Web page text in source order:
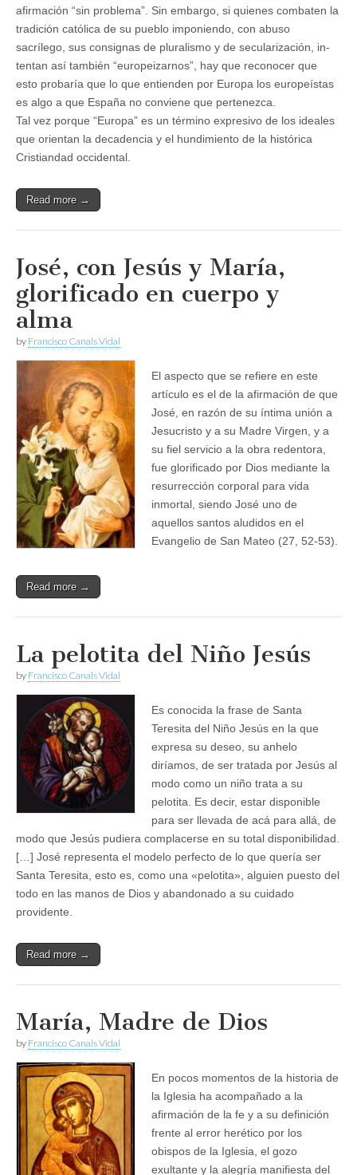
afirmación “sin problema”. Sin embargo, si quienes combaten la
tradición católica de su pueblo imponiendo, con abuso
sacrílego, sus consignas de pluralismo y de secularización, in­
tentan así también “europeizarnos”, hay que reco­nocer que
esto probaría que lo que entienden por Europa los europeístas
es algo a que España no con­viene que pertenezca.
Tal vez porque “Europa” es un término expresivo de los ideales
que orientan la decadencia y el hundi­miento de la histórica
Cristiandad occidental.
Read more →
José, con Jesús y María,
glorificado en cuerpo y
alma
by Francisco Canals Vidal
El aspecto que se refiere en este
artículo es el de la afirmación de que
José, en razón de su íntima unión a
Jesucristo y a su Madre Virgen, y a
su fiel servicio a la obra redentora,
fue glorificado por Dios mediante la
resurrección corporal para vida
inmortal, siendo José uno de
aquellos santos aludidos en el
Evangelio de San Mateo (27, 52-53).
Read more →
La pelotita del Niño Jesús
by Francisco Canals Vidal
Es conocida la frase de Santa
Teresita del Niño Jesús en la que
expresa su deseo, su anhelo
diríamos, de ser tratada por Jesús al
modo como un niño trata a su
pelotita. Es decir, estar disponible
para ser llevada de acá para allá, de
modo que Jesús pudiera complacerse en su total disponibilidad.
[…] José representa el modelo perfecto de lo que quería ser
Santa Teresita, esto es, como una «pelotita», alguien puesto del
todo en las manos de Dios y abandonado a su cuidado
providente.
Read more →
María, Madre de Dios
by Francisco Canals Vidal
En pocos momentos de la historia de
la Iglesia ha acompañado a la
afirmación de la fe y a su definición
frente al error herético por los
obispos de la Iglesia, el gozo
exultante y la alegría manifiesta del